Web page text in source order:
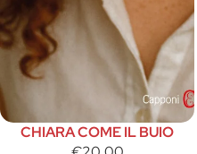
CHIARA COME IL BUIO